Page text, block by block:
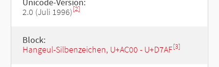
2.0 (Juli 1996)[2]
Block:
Hangeul-Silbenzeichen, U+AC00 - U+D7AF[3]